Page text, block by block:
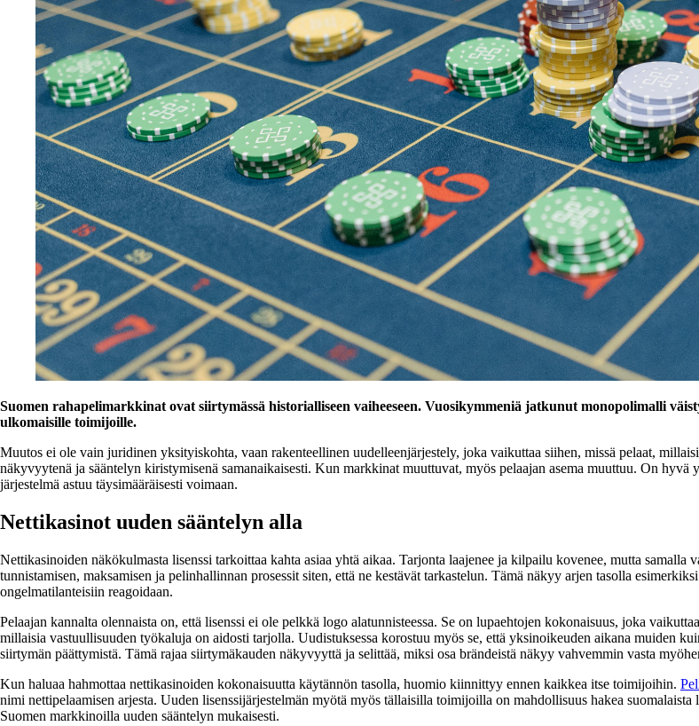
Suomen rahapelimarkkinat ovat siirtymässä historialliseen vaiheeseen. Vuosikymmeniä jatkunut monopolimalli
ulkomaisille toimijoille.
Muutos ei ole vain juridinen yksityiskohta, vaan rakenteellinen uudelleenjärjestely, joka vaikuttaa siihen, missä pelaat,
näkyvyytenä ja sääntelyn kiristymisenä samanaikaisesti. Kun markkinat muuttuvat, myös pelaajan asema muuttuu. On
järjestelmä astuu täysimääräisesti voimaan.
Nettikasinot uuden sääntelyn alla
Nettikasinoiden näkökulmasta lisenssi tarkoittaa kahta asiaa yhtä aikaa. Tarjonta laajenee ja kilpailu kovenee, mutta
tunnistamisen, maksamisen ja pelinhallinnan prosessit siten, että ne kestävät tarkastelun. Tämä näkyy arjen tasolla
ongelmatilanteisiin reagoidaan.
Pelaajan kannalta olennaista on, että lisenssi ei ole pelkkä logo alatunnisteessa. Se on lupaehtojen kokonaisuus, joka
millaisia vastuullisuuden työkaluja on aidosti tarjolla. Uudistuksessa korostuu myös se, että yksinoikeuden aikana muiden
siirtymän päättymistä. Tämä rajaa siirtymäkauden näkyvyyttä ja selittää, miksi osa brändeistä näkyy vahvemmin vasta
Kun haluaa hahmottaa nettikasinoiden kokonaisuutta käytännön tasolla, huomio kiinnittyy ennen kaikkea itse toimijoihin.
nimi nettipelaamisen arjesta. Uuden lisenssijärjestelmän myötä myös tällaisilla toimijoilla on mahdollisuus hakea
Suomen markkinoilla uuden sääntelyn mukaisesti.